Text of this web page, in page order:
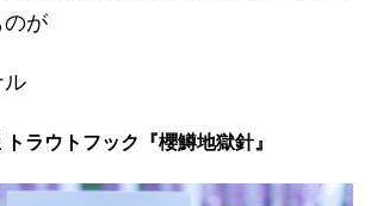
が
ル
ラウトフック『櫻鱒地獄針』